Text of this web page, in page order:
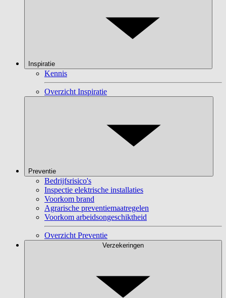
Inspiratie
Kennis
Overzicht Inspiratie
Preventie
Bedrijfsrisico's
Inspectie elektrische installaties
Voorkom brand
Agrarische preventiemaatregelen
Voorkom arbeidsongeschiktheid
Overzicht Preventie
Verzekeringen